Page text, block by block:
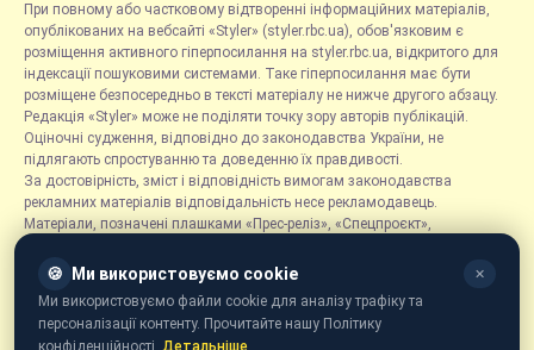
При повному або частковому відтворенні інформаційних матеріалів,
опублікованих на вебсайті «Styler» (styler.rbc.ua), обов'язковим є
розміщення активного гіперпосилання на styler.rbc.ua, відкритого для
індексації пошуковими системами. Таке гіперпосилання має бути
розміщене безпосередньо в тексті матеріалу не нижче другого абзацу.
Редакція «Styler» може не поділяти точку зору авторів публікацій.
Оціночні судження, відповідно до законодавства України, не
підлягають спростуванню та доведенню їх правдивості.
За достовірність, зміст і відповідність вимогам законодавства
рекламних матеріалів відповідальність несе рекламодавець.
Матеріали, позначені плашками «Прес-реліз», «Спецпроєкт»,
розміщуються на правах реклами.
Рубрика «Новини компаній» є інформаційним форматом, що містить
новини, повідомлення та оголошення, пов'язані з діяльністю
компаній, і ґрунтується на інформації, наданій відповідними
🍪 Ми використовуємо cookie ✕
Ми використовуємо файли cookie для аналізу трафіку та
персоналізації контенту. Прочитайте нашу Політику
конфіденційності. Детальніше